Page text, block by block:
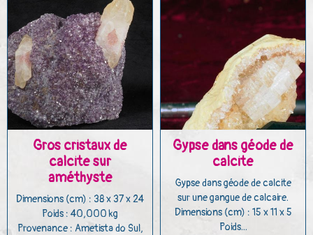
Gros cristaux de
calcite sur
améthyste
Dimensions (cm) : 38 x 37 x 24
Poids : 40,000 kg
Provenance : Ametista do Sul,
Gypse dans géode de
calcite
Gypse dans géode de calcite
sur une gangue de calcaire.
Dimensions (cm) : 15 x 11 x 5
Poids...